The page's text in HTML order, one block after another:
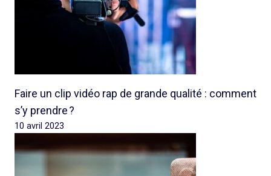
Faire un clip vidéo rap de grande qualité : comment
s’y prendre ?
10 avril 2023